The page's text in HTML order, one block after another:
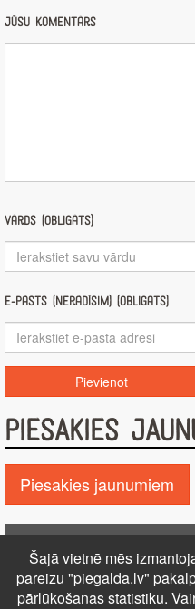
Jūsu komentārs
Vārds (obligāts)
E-pasts (nerādīsim) (obligāts)
PIESAKIES
Piesakies jaunumiem
Kontakti Reklāma
PRIVĀTUMA POLITIKA
Šajā vietnē mēs
pareizu "piegalda.lv"
pārlūkošanas statistiku.